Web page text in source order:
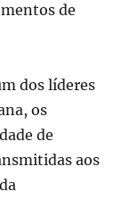
de
dos líderes
os
de
aos